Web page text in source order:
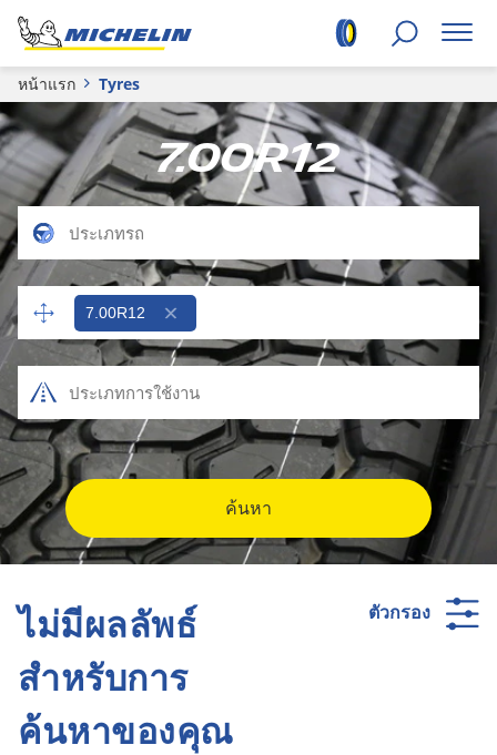
หน้าแรก Tyres
7.00R12
7.00R12
ค้นหา
ตัวกรอง
ไม่มีผลลัพธ์
สำหรับการ
ค้นหาของคุณ